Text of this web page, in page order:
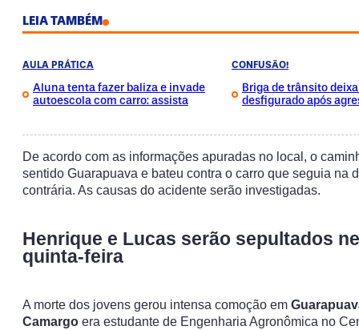
LEIA TAMBÉM
AULA PRÁTICA
Aluna tenta fazer baliza e invade
autoescola com carro: assista
CONFUSÃO!
Briga de trânsito
desfigurado após
De acordo com as informações apuradas no local, o
sentido Guarapuava e bateu contra o carro que seguia na
contrária. As causas do acidente serão investigadas.
Henrique e Lucas serão sepultados
quinta-feira
A morte dos jovens gerou intensa comoção em
Camargo era estudante de Engenharia Agronômica no